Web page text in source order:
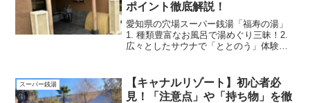
ポイント徹底解説！
愛知県の穴場スーパー銭湯「福寿の湯」
1. 種類豊富なお風呂で湯めぐり三昧！2.
広々としたサウナで「ととのう」体験
で、心ゆくまでリラックス！5. アクセス
良好＆リーズナブルな価格設定
スーパー銭湯
【キャナルリゾート】初心者必
見！「注意点」や「持ち物」を徹